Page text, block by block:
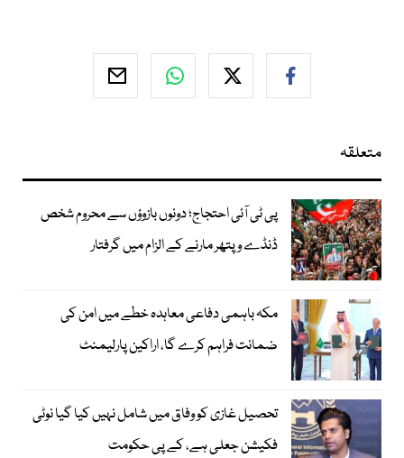
متعلقہ
پی ٹی آئی احتجاج؛ دونوں بازوؤں سے محروم شخص
ڈنڈے و پتھر مارنے کے الزام میں گرفتار
مکہ باہمی دفاعی معاہدہ خطے میں امن کی
ضمانت فراہم کرے گا، اراکین پارلیمنٹ
تحصیل غازی کو وفاق میں شامل نہیں کیا گیا نوٹی
فکیشن جعلی ہے، کے پی حکومت